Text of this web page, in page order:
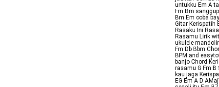
untukku Em A
Fm Bm
Bm Em coba
Gitar Kerispatih
Rasaku Ini
Rasamu Lirik
ukulele
Fm Db Bbm
BPM and
banjo Chord
rasamu G Fm
kau jaga
EG Em A D